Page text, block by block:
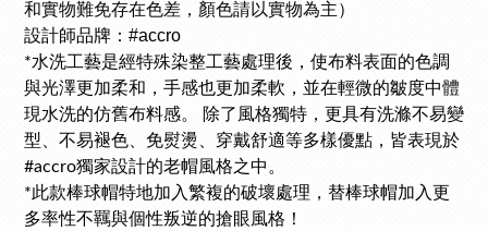
和實物難免存在色差，顏色請以實物為主）
設計師品牌：#accro
*水洗工藝是經特殊染整工藝處理後，使布料表面的色調
與光澤更加柔和，手感也更加柔軟，並在輕微的皺度中體
現水洗的仿舊布料感。 除了風格獨特，更具有洗滌不易變
型、不易褪色、免熨燙、穿戴舒適等多樣優點，皆表現於
#accro獨家設計的老帽風格之中。
*此款棒球帽特地加入繁複的破壞處理，替棒球帽加入更
多率性不羈與個性叛逆的搶眼風格！